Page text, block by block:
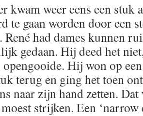
kwam weer eens een stuk
te gaan worden door een
had dames kunnen
gedaan. Hij deed het
Hij won op
terug en ging het toen
naar zijn hand zetten. Dat
strijken. Een ‘narrow